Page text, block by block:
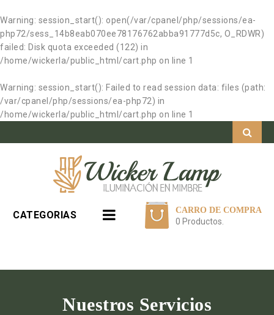
Warning: session_start(): open(/var/cpanel/php/sessions/ea-
php72/sess_14b8eab070ee78176762abba91777d5c, O_RDWR)
failed: Disk quota exceeded (122) in
/home/wickerla/public_html/cart.php on line 1
Warning: session_start(): Failed to read session data: files (path:
/var/cpanel/php/sessions/ea-php72) in
/home/wickerla/public_html/cart.php on line 1
CATEGORIAS CARRO DE COMPRA
0 Productos.
Nuestros Servicios